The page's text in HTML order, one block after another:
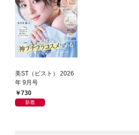
美ST（ビスト） 2026
年 9月号
730
新着